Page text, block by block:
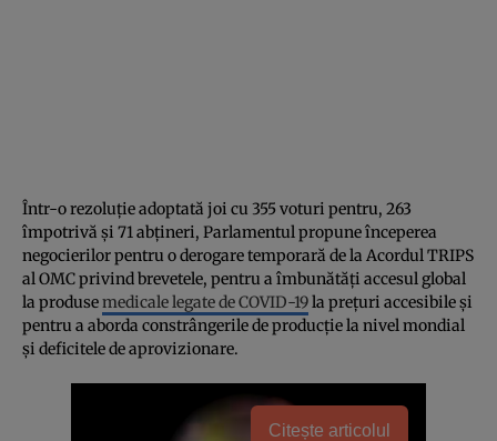
Într-o rezoluție adoptată joi cu 355 voturi pentru, 263
împotrivă și 71 abțineri, Parlamentul propune începerea
negocierilor pentru o derogare temporară de la Acordul TRIPS
al OMC privind brevetele, pentru a îmbunătăți accesul global
la produsemedicale legate de COVID-19la prețuri accesibile și
pentru a aborda constrângerile de producție la nivel mondial
și deficitele de aprovizionare.
Citește articolul